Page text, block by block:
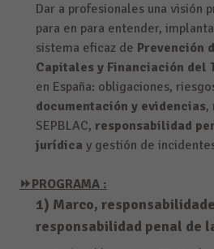
Dar a profesionales una visión
para en para entender,
sistema eficaz de Prevención
Capitales y Financiación del
en España: obligaciones,
documentación y evidencias,
SEPBLAC, responsabilidad
jurídica y gestión de
⏩PROGRAMA :
1) Marco,
responsabilidad penal de